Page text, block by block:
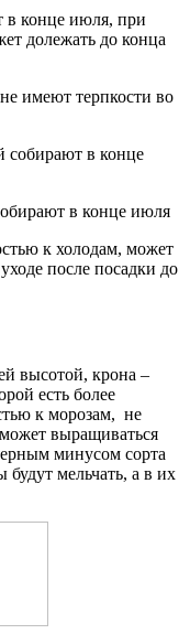
в конце июля, при
долежать до конца
имеют терпкости во
в конце июля
к холодам, может
после посадки до
высотой, крона –
есть более
к морозам, не
выращиваться
минусом сорта
будут мельчать, а в их